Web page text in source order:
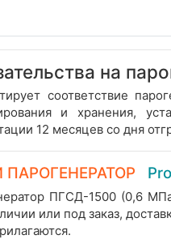
на
соответствие
и хранения,
12 месяцев со дня
ПГСД-1500 (0,6
или под заказ,